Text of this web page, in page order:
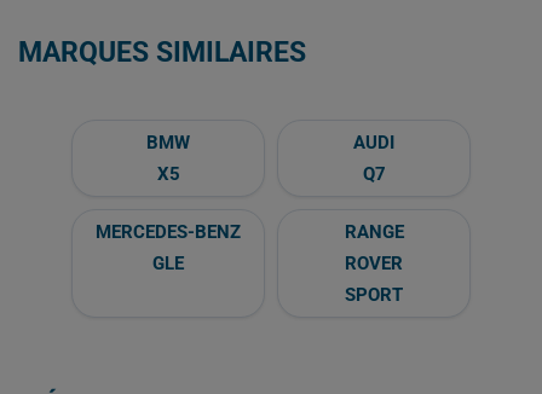
MARQUES SIMILAIRES
BMW
X5
AUDI
Q7
MERCEDES-BENZ
GLE
RANGE
ROVER
SPORT